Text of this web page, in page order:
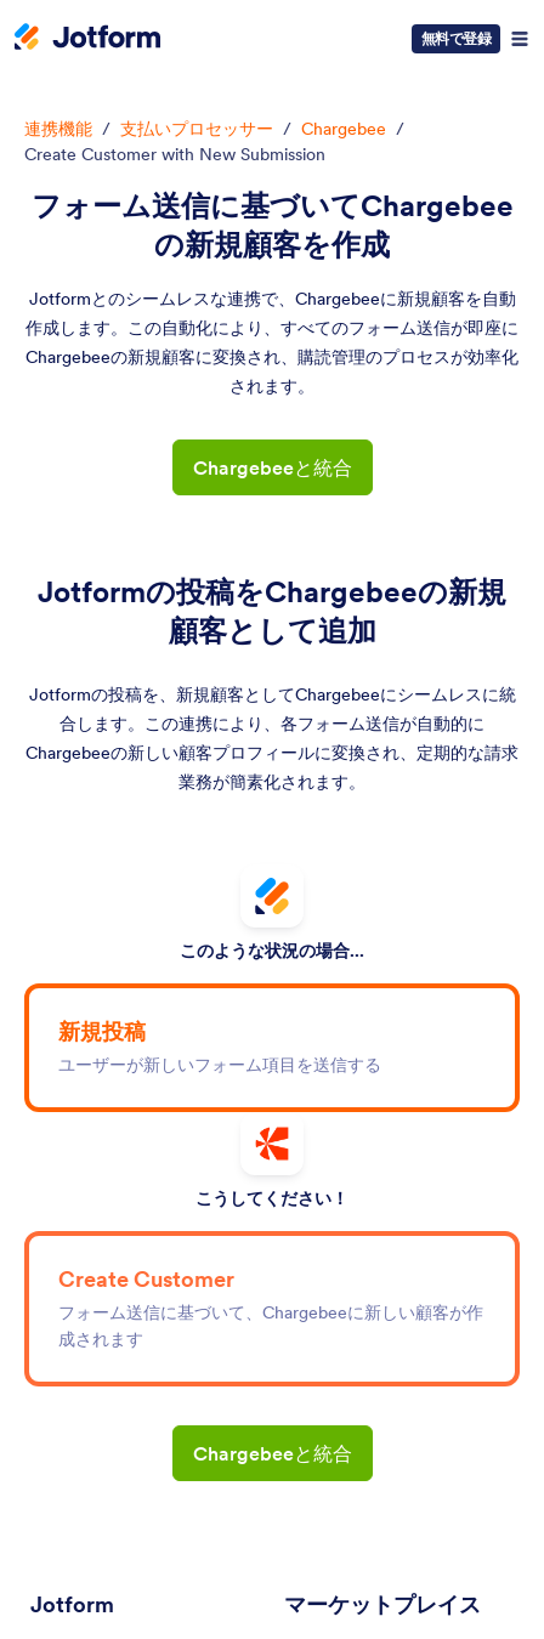
無料で登録
連携機能 / 支払いプロセッサー / Chargebee /
Create Customer with New Submission
フォーム送信に基づいてChargebee
の新規顧客を作成
Jotformとのシームレスな連携で、Chargebeeに新規顧客を自動
作成します。この自動化により、すべてのフォーム送信が即座に
Chargebeeの新規顧客に変換され、購読管理のプロセスが効率化
されます。
Chargebeeと統合
Jotformの投稿をChargebeeの新規
顧客として追加
Jotformの投稿を、新規顧客としてChargebeeにシームレスに統
合します。この連携により、各フォーム送信が自動的に
Chargebeeの新しい顧客プロフィールに変換され、定期的な請求
業務が簡素化されます。
このような状況の場合...
新規投稿
ユーザーが新しいフォーム項目を送信する
こうしてください！
Create Customer
フォーム送信に基づいて、Chargebeeに新しい顧客が作
成されます
Chargebeeと統合
Jotform マーケットプレイス